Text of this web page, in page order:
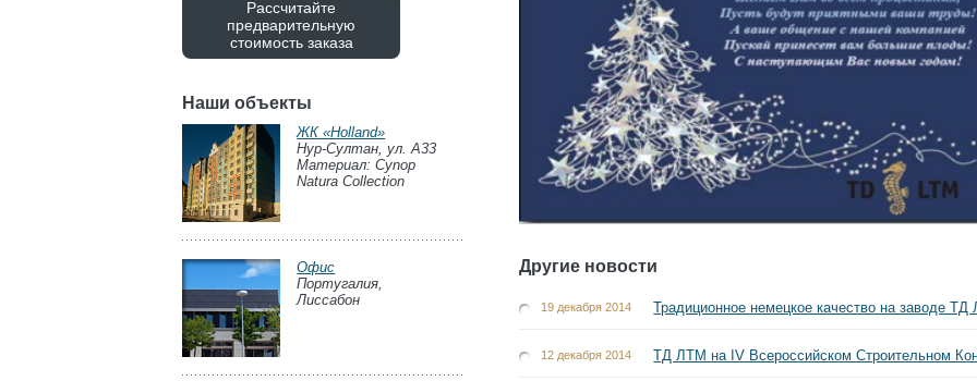
Другие новости
19 декабря 2014 Традиционное немецкое качество на заводе ТД
12 декабря 2014 ТД ЛТМ на IV Всероссийском Строительном
Рассчитайте
предварительную
стоимость заказа
Наши объекты
ЖК «Holland»
Нур-Султан, ул. А33
Материал: Cynop
Natura Collection
Офис
Португалия,
Лиссабон